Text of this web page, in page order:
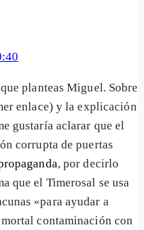
planteas Miguel. Sobre
enlace) y la explicación
gustaría aclarar que el
corrupta de puertas
, por decirlo
que el Timerosal se usa
«para ayudar a
contaminación con